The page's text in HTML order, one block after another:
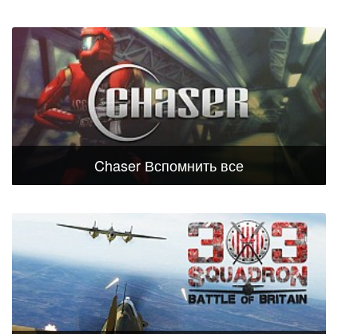
Chaser Вспомнить все